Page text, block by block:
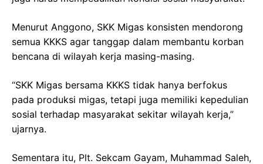
Menurut Anggono, SKK Migas konsisten mendorong
semua KKKS agar tanggap dalam membantu korban
bencana di wilayah kerja masing-masing.
“SKK Migas bersama KKKS tidak hanya berfokus
pada produksi migas, tetapi juga memiliki kepedulian
sosial terhadap masyarakat sekitar wilayah kerja,”
ujarnya.
Sementara itu, Plt. Sekcam Gayam, Muhammad Saleh,